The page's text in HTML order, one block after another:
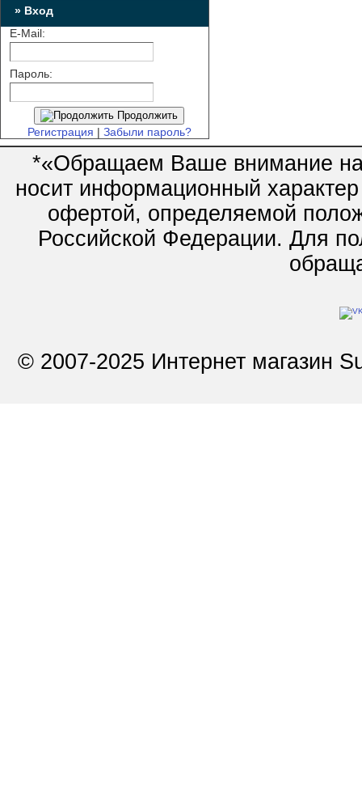
» Вход
E-Mail:
Пароль:
Продолжить
Регистрация | Забыли пароль?
*«Обращаем Ваше внимание на
носит информационный
офертой, определяемой
Российской Федерации. Для
© 2007-2025 Интернет магазин